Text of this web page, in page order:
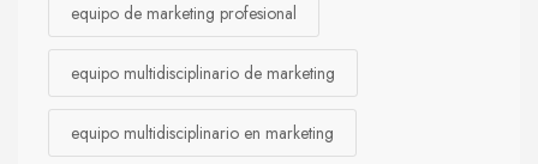
equipo de marketing profesional
equipo multidisciplinario de marketing
equipo multidisciplinario en marketing